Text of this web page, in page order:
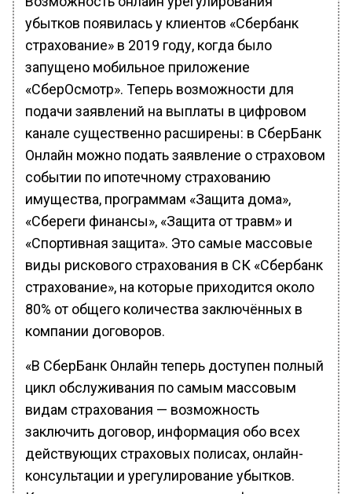
убытков появилась у клиентов «Сбербанк
страхование» в 2019 году, когда было
запущено мобильное приложение
«СберОсмотр». Теперь возможности для
подачи заявлений на выплаты в цифровом
канале существенно расширены: в СберБанк
Онлайн можно подать заявление о страховом
событии по ипотечному страхованию
имущества, программам «Защита дома»,
«Сбереги финансы», «Защита от травм» и
«Спортивная защита». Это самые массовые
виды рискового страхования в СК «Сбербанк
страхование», на которые приходится около
80% от общего количества заключённых в
компании договоров.
«В СберБанк Онлайн теперь доступен полный
цикл обслуживания по самым массовым
видам страхования — возможность
заключить договор, информация обо всех
действующих страховых полисах, онлайн-
консультации и урегулирование убытков.